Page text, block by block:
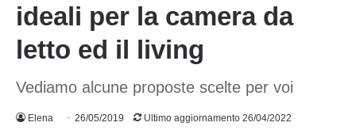
ideali per la camera da
letto ed il living
Vediamo alcune proposte scelte per voi
Elena 26/05/2019 Ultimo aggiornamento 26/04/2022